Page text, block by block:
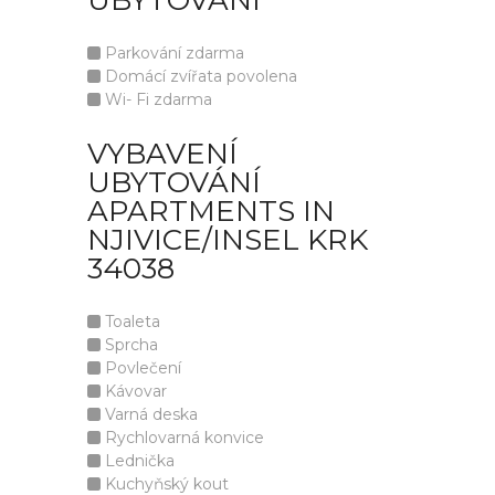
Parkování zdarma
Domácí zvířata povolena
Wi- Fi zdarma
VYBAVENÍ
UBYTOVÁNÍ
APARTMENTS IN
NJIVICE/INSEL KRK
34038
Toaleta
Sprcha
Povlečení
Kávovar
Varná deska
Rychlovarná konvice
Lednička
Kuchyňský kout